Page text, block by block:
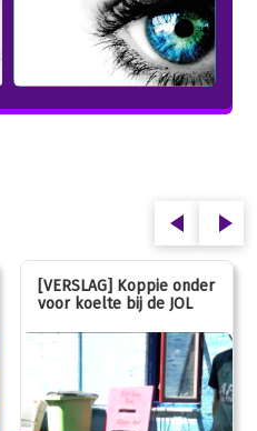
[VERSLAG] Koppie onder
voor koelte bij de JOL